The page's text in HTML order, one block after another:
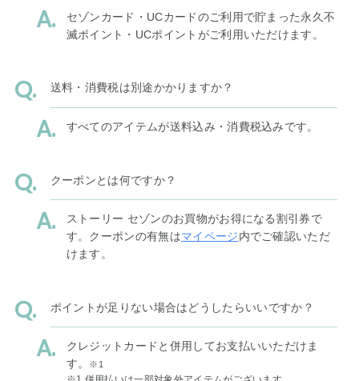
セゾンカード・UCカードのご利用で貯まった永久不
滅ポイント・UCポイントがご利用いただけます。
送料・消費税は別途かかりますか？
すべてのアイテムが送料込み・消費税込みです。
クーポンとは何ですか？
ストーリー セゾンのお買物がお得になる割引券で
す。クーポンの有無はマイページ内でご確認いただ
けます。
ポイントが足りない場合はどうしたらいいですか？
クレジットカードと併用してお支払いいただけま
す。
※1